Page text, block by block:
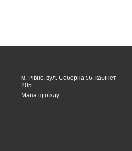
м. Рівне, вул. Соборна 56, кабінет
205
Мапа проїзду